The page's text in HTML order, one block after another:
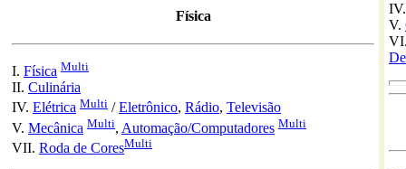
Física
I. Física Multi
II. Culinária
IV. Elétrica Multi /Eletrônico, Rádio, Televisão
V. Mecânica Multi, Automação/Computadores Multi
VII. Roda de CoresMulti
V.